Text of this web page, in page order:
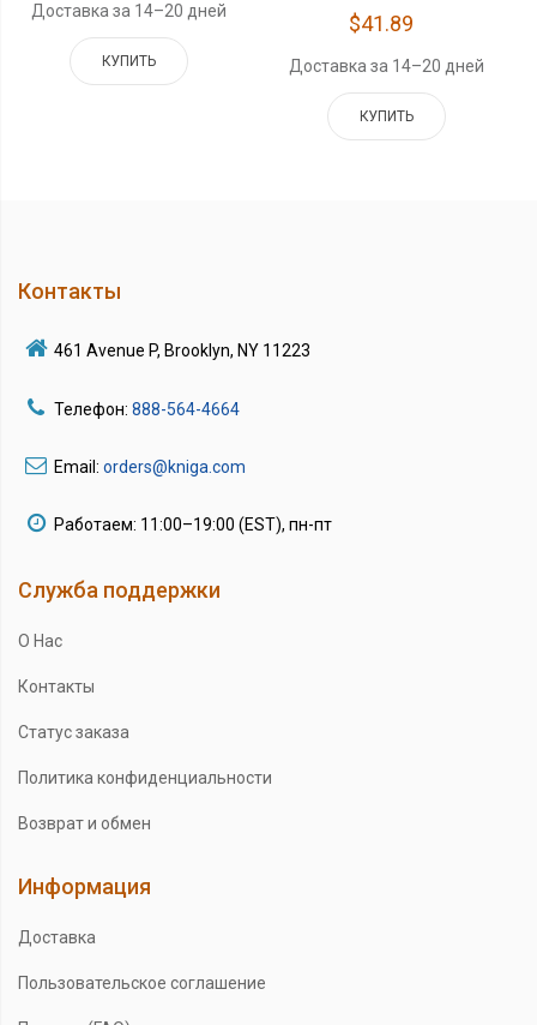
Доставка за 14–20 дней
КУПИТЬ
$41.89
Доставка за 14–20 дней
КУПИТЬ
Контакты
461 Avenue P, Brooklyn, NY 11223
Телефон: 888-564-4664
Email: orders@kniga.com
Работаем: 11:00–19:00 (EST), пн-пт
Служба поддержки
О Нас
Контакты
Статус заказа
Политика конфиденциальности
Возврат и обмен
Информация
Доставка
Пользовательское соглашение